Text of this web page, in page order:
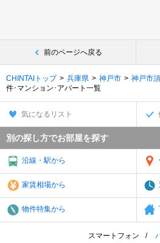
前のページへ戻る
CHINTAIトップ 兵庫県 神戸市 神戸市
件･マンション･アパート一覧
気になるリスト
別の探し方でお部屋を探す
沿線・駅から
家賃相場から
物件特集から
スマートフォン